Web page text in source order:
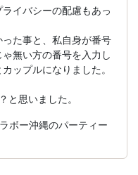
イバシーの配慮もあっ
た事と、私自身が番号
無い方の番号を入力し
ップルになりました。
と思いました。
ボー沖縄のパーティー